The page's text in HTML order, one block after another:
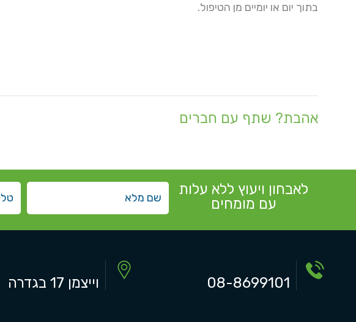
בתוך יום או יומיים מן הטיפול.
אהבת? שתף עם חברים
לאבחון ויעוץ ללא עלות
עם מומחים
08-8699101 וייצמן 17 בגדרה